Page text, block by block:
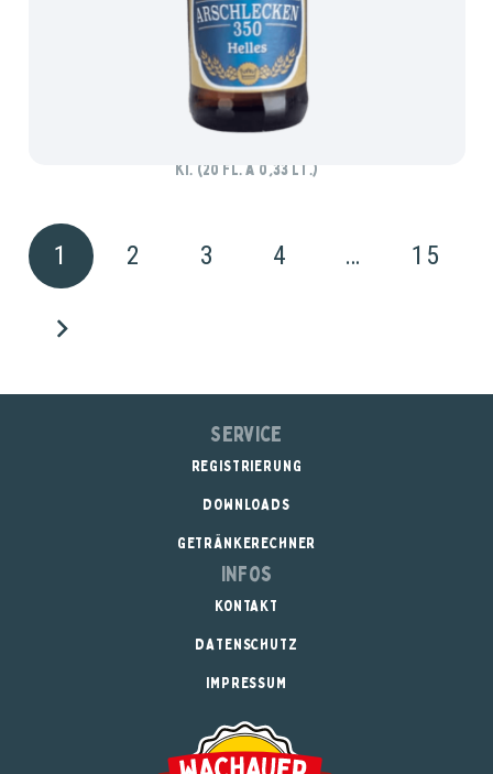
Ki. (20 Fl. à 0,33 lt.)
1 2 3 4 … 15
Service
REGISTRIERUNG
DOWNLOADS
GETRÄNKERECHNER
Infos
KONTAKT
DATENSCHUTZ
IMPRESSUM